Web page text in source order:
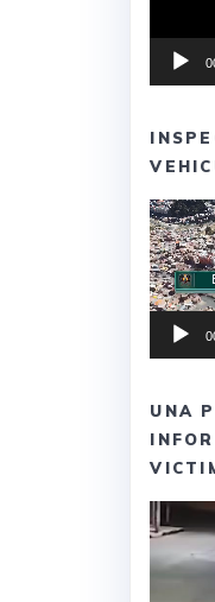
de
vídeo
UNA
de
vídeo